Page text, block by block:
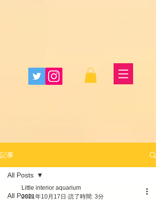
記事
All Posts
All Posts
Little interior aquarium
2021年10月17日 読了時間: 3分